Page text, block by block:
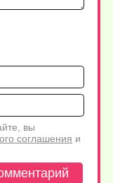
Имя*
вы
соглашения и